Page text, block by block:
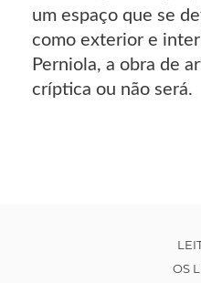
um espaço que se
como exterior e
Perniola, a obra de
críptica ou não será.
OS